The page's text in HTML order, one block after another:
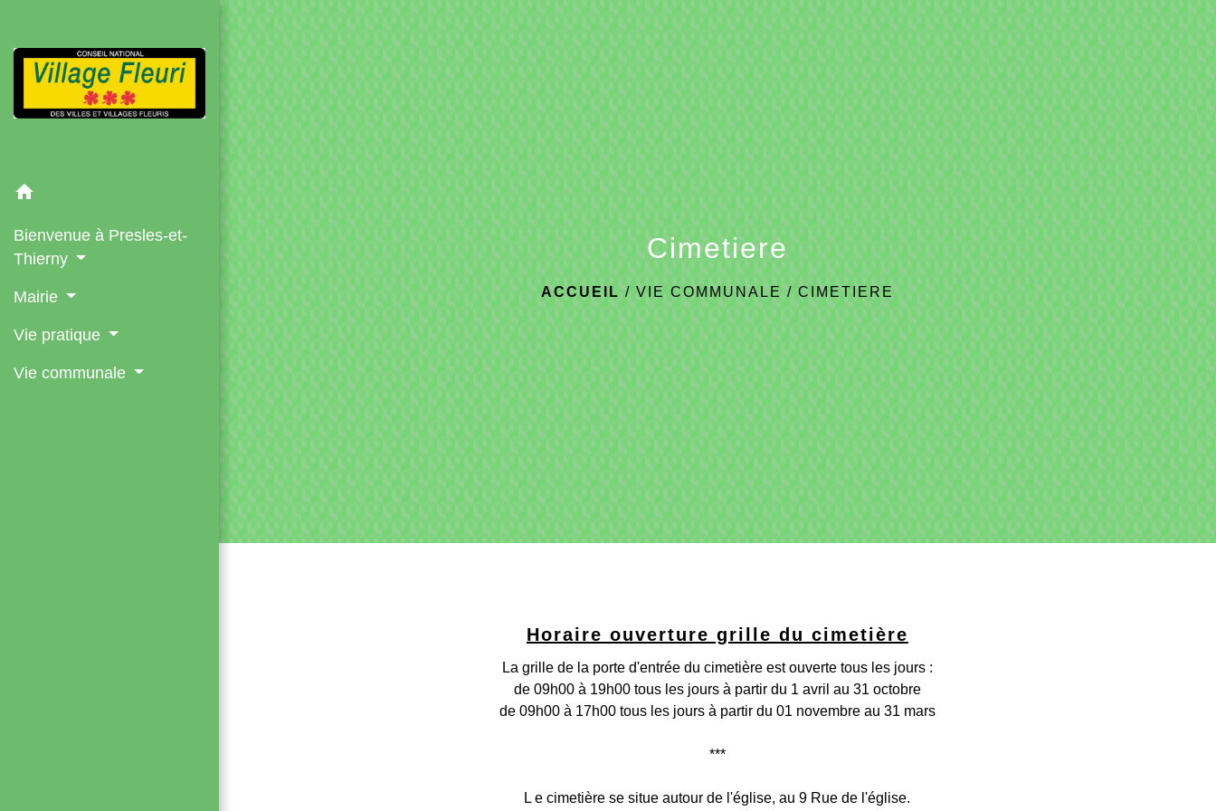
home
Bienvenue à Presles-et-
Thierny
Mairie
Vie pratique
Vie communale
Cimetiere
ACCUEIL / VIE COMMUNALE / CIMETIERE
Horaire ouverture grille du cimetière
La grille de la porte d'entrée du cimetière est ouverte tous les jours :
de 09h00 à 19h00 tous les jours à partir du 1 avril au 31 octobre
de 09h00 à 17h00 tous les jours à partir du 01 novembre au 31 mars
***
L e cimetière se situe autour de l'église, au 9 Rue de l'église.